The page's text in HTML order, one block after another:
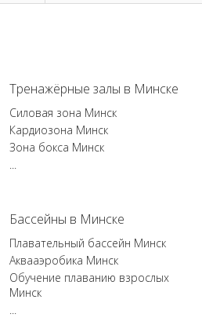
Тренажёрные залы в Минске
Силовая зона Минск
Кардиозона Минск
Зона бокса Минск
...
Бассейны в Минске
Плавательный бассейн Минск
Аквааэробика Минск
Обучение плаванию взрослых
Минск
...